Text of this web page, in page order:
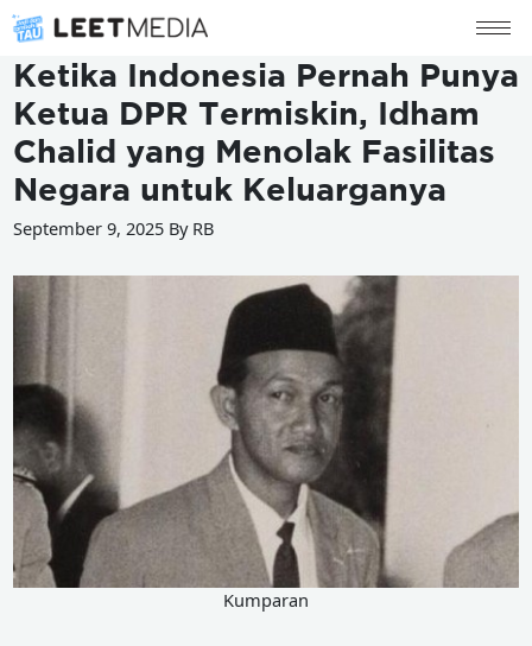
Ketika Indonesia Pernah Punya
Ketua DPR Termiskin, Idham
Chalid yang Menolak Fasilitas
Negara untuk Keluarganya
September 9, 2025 By RB
Kumparan